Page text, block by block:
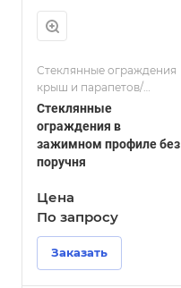
Стеклянные ограждения
крыш и парапетов/
Стеклянные ограждения в
зажимном профиле
Стеклянные
ограждения в
зажимном профиле без
поручня
Цена
По запросу
Заказать